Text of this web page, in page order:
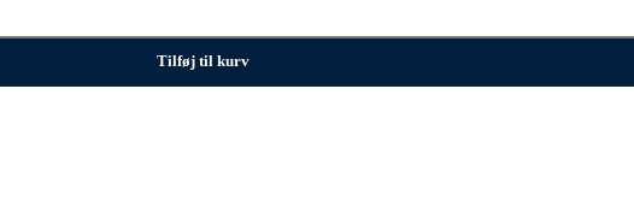
Tilføj til kurv